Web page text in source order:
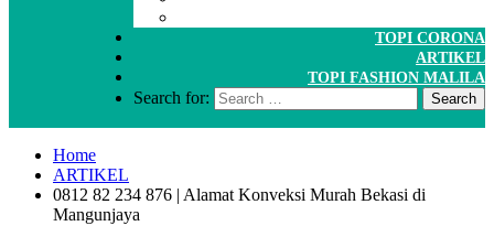
TOPI CORONA
ARTIKEL
TOPI FASHION MALILA
Search for:
Home
ARTIKEL
0812 82 234 876 | Alamat Konveksi Murah Bekasi di
Mangunjaya